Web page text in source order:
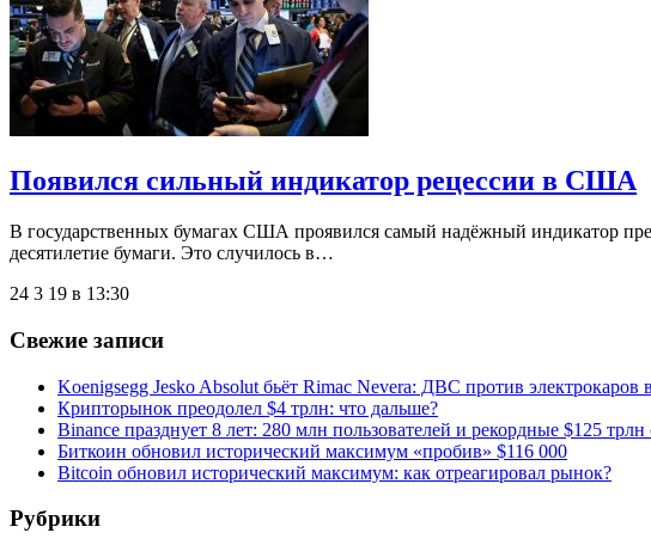
Появился сильный индикатор рецессии в США
В государственных бумагах США проявился самый надёжный индикатор
десятилетие бумаги. Это случилось в…
24 3 19 в 13:30
Свежие записи
Koenigsegg Jesko Absolut бьёт Rimac Nevera: ДВС против электрокаров
Крипторынок преодолел $4 трлн: что дальше?
Binance празднует 8 лет: 280 млн пользователей и рекордные $125 трлн
Биткоин обновил исторический максимум «пробив» $116 000
Bitcoin обновил исторический максимум: как отреагировал рынок?
Рубрики